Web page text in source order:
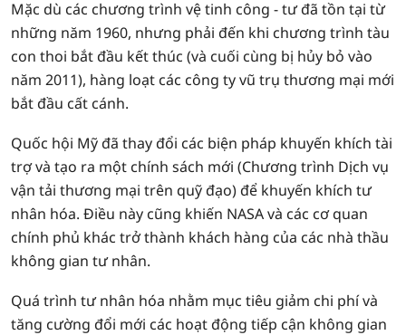
Mặc dù các chương trình vệ tinh công - tư đã tồn tại từ
những năm 1960, nhưng phải đến khi chương trình tàu
con thoi bắt đầu kết thúc (và cuối cùng bị hủy bỏ vào
năm 2011), hàng loạt các công ty vũ trụ thương mại mới
bắt đầu cất cánh.
Quốc hội Mỹ đã thay đổi các biện pháp khuyến khích tài
trợ và tạo ra một chính sách mới (Chương trình Dịch vụ
vận tải thương mại trên quỹ đạo) để khuyến khích tư
nhân hóa. Điều này cũng khiến NASA và các cơ quan
chính phủ khác trở thành khách hàng của các nhà thầu
không gian tư nhân.
Quá trình tư nhân hóa nhằm mục tiêu giảm chi phí và
tăng cường đổi mới các hoạt động tiếp cận không gian